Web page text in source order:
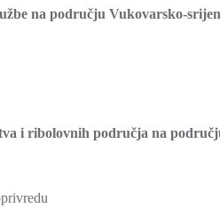
na području Vukovarsko-
i ribolovnih područja na